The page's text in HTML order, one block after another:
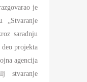
je
„Stvaranje
saradnju
projekta
agencija